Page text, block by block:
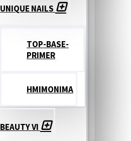
UNIQUE NAILS
TOP-BASE-
PRIMER
ΗΜΙΜΟΝΙΜΑ
BEAUTY VI